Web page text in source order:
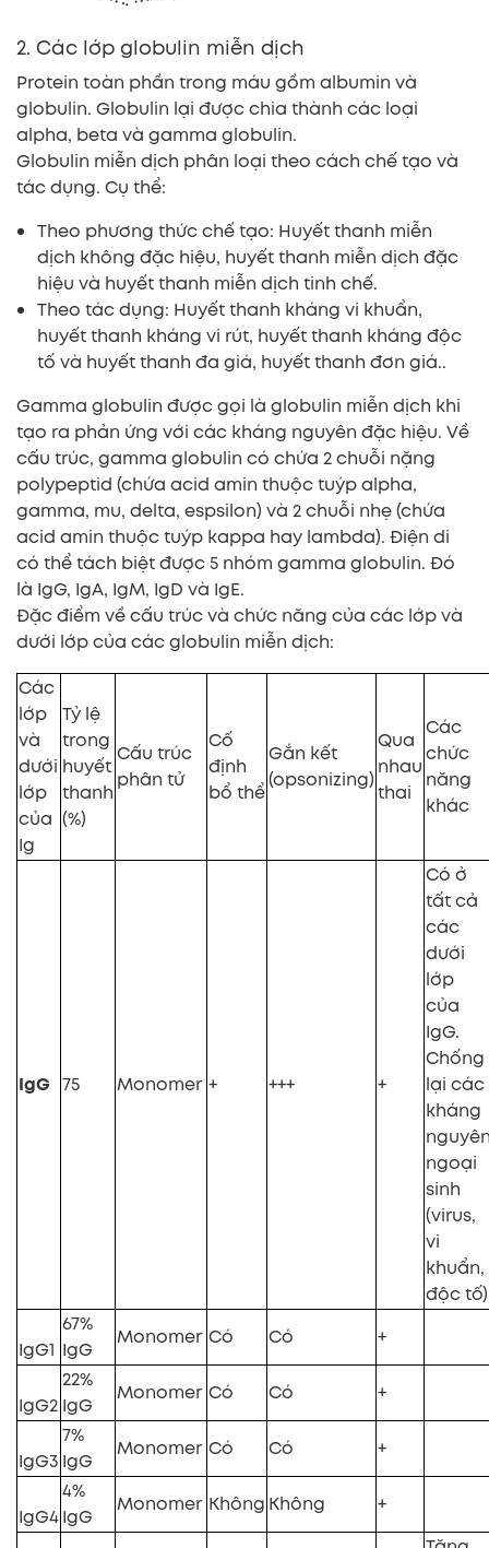
2. Các lớp globulin miễn dịch
Protein toàn phần trong máu gồm albumin và
globulin. Globulin lại được chia thành các loại
alpha, beta và gamma globulin.
Globulin miễn dịch phân loại theo cách chế tạo và
tác dụng. Cụ thể:
Theo phương thức chế tạo: Huyết thanh miễn
dịch không đặc hiệu, huyết thanh miễn dịch đặc
hiệu và huyết thanh miễn dịch tinh chế.
Theo tác dụng: Huyết thanh kháng vi khuẩn,
huyết thanh kháng vi rút, huyết thanh kháng độc
tố và huyết thanh đa giá, huyết thanh đơn giá..
Gamma globulin được gọi là globulin miễn dịch khi
tạo ra phản ứng với các kháng nguyên đặc hiệu. Về
cấu trúc, gamma globulin có chứa 2 chuỗi nặng
polypeptid (chứa acid amin thuộc tuýp alpha,
gamma, mu, delta, espsilon) và 2 chuỗi nhẹ (chứa
acid amin thuộc tuýp kappa hay lambda). Điện di
có thể tách biệt được 5 nhóm gamma globulin. Đó
là IgG, IgA, IgM, IgD và IgE.
Đặc điểm về cấu trúc và chức năng của các lớp và
dưới lớp của các globulin miễn dịch:
Các
lớp
và
dưới
lớp
của
Ig
Tỷ lệ
trong
huyết
thanh
(%)
Cấu trúc
phân tử
Cố
định
bổ thể
Gắn kết
(opsonizing)
Qua
nhau
thai
Các
chức
năng
khác
IgG 75 Monomer + +++ +
Có ở
tất cả
các
dưới
lớp
của
IgG.
Chống
lại các
kháng
ngoại
sinh
(virus,
vi
khuẩn,
độc tố)
IgG1
67%
IgG
Monomer Có Có +
IgG2
22%
IgG
Monomer Có Có +
IgG3
7%
IgG
Monomer Có Có +
IgG4
4%
IgG
Monomer Không Không
+